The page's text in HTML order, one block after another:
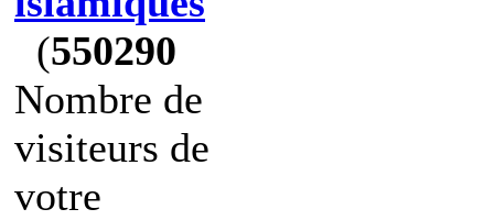
(550290
Nombre de
visiteurs de
votre